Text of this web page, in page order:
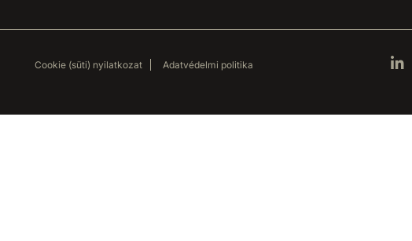
Cookie (süti) nyilatkozat Adatvédelmi politika